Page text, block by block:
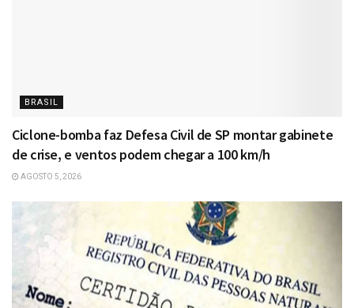
BRASIL
Ciclone-bomba faz Defesa Civil de SP montar gabinete
de crise, e ventos podem chegar a 100 km/h
AGOSTO 5, 2026